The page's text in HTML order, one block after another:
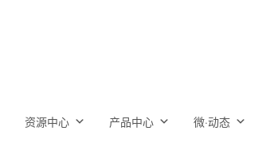
资源中心 产品中心 微·动态